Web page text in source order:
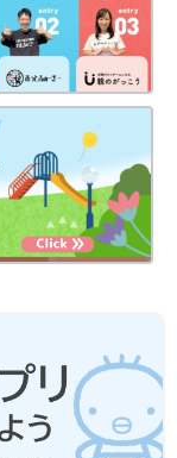
「どのレシピにも
すね。
部）
から集めた体験
る場合がありま